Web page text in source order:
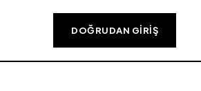
DOĞRUDAN GIRIŞ